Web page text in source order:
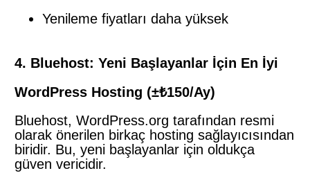
Yenileme fiyatları daha yüksek
4. Bluehost: Yeni Başlayanlar İçin En İyi
WordPress Hosting (±₺150/Ay)
Bluehost, WordPress.org tarafından resmi
olarak önerilen birkaç hosting sağlayıcısından
biridir. Bu, yeni başlayanlar için oldukça
güven vericidir.